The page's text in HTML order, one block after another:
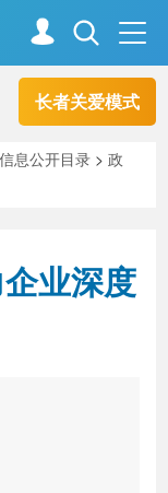
长者关爱模式
走进资阳
解读回应
信息公开目录 >政
业深度